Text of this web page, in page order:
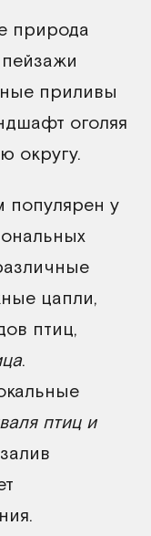
природа
приливы
оголяя
округу.
популярен у
цапли,
птиц,
.
птиц и